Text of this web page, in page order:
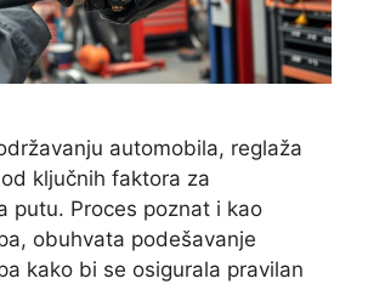
automobila, reglaža
ključnih faktora za
putu. Proces poznat i kao
obuhvata podešavanje
kako bi se osigurala pravilan